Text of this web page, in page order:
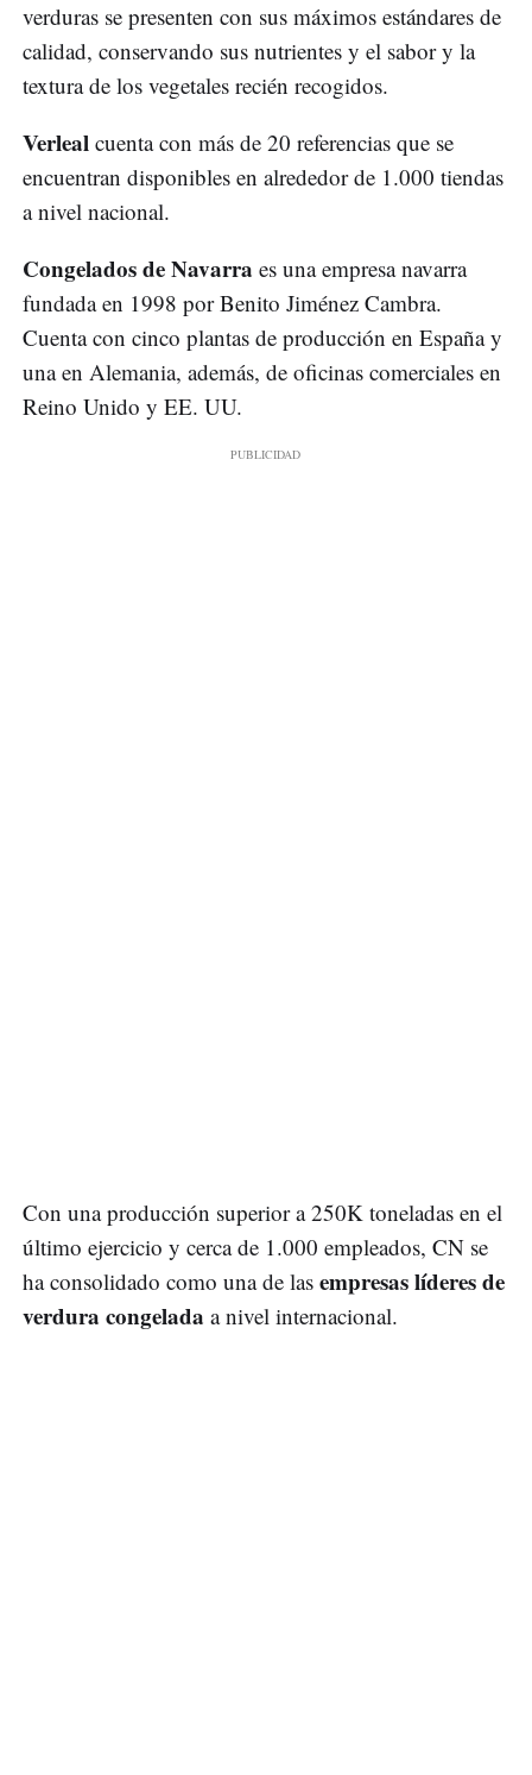
verduras se presenten con sus máximos estándares de
calidad, conservando sus nutrientes y el sabor y la
textura de los vegetales recién recogidos.
Verleal cuenta con más de 20 referencias que se
encuentran disponibles en alrededor de 1.000 tiendas
a nivel nacional.
Congelados de Navarra es una empresa navarra
fundada en 1998 por Benito Jiménez Cambra.
Cuenta con cinco plantas de producción en España y
una en Alemania, además, de oficinas comerciales en
Reino Unido y EE. UU.
Con una producción superior a 250K toneladas en el
último ejercicio y cerca de 1.000 empleados, CN se
ha consolidado como una de las empresas líderes de
verdura congelada a nivel internacional.